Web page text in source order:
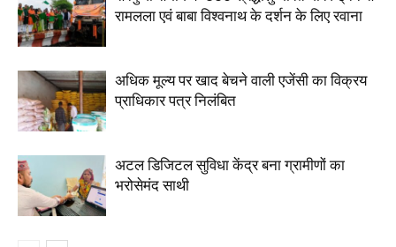
रामलला एवं बाबा विश्वनाथ के दर्शन के लिए रवाना
अधिक मूल्य पर खाद बेचने वाली एजेंसी का विक्रय
प्राधिकार पत्र निलंबित
अटल डिजिटल सुविधा केंद्र बना ग्रामीणों का
भरोसेमंद साथी